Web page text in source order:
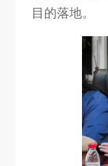
目的落地。